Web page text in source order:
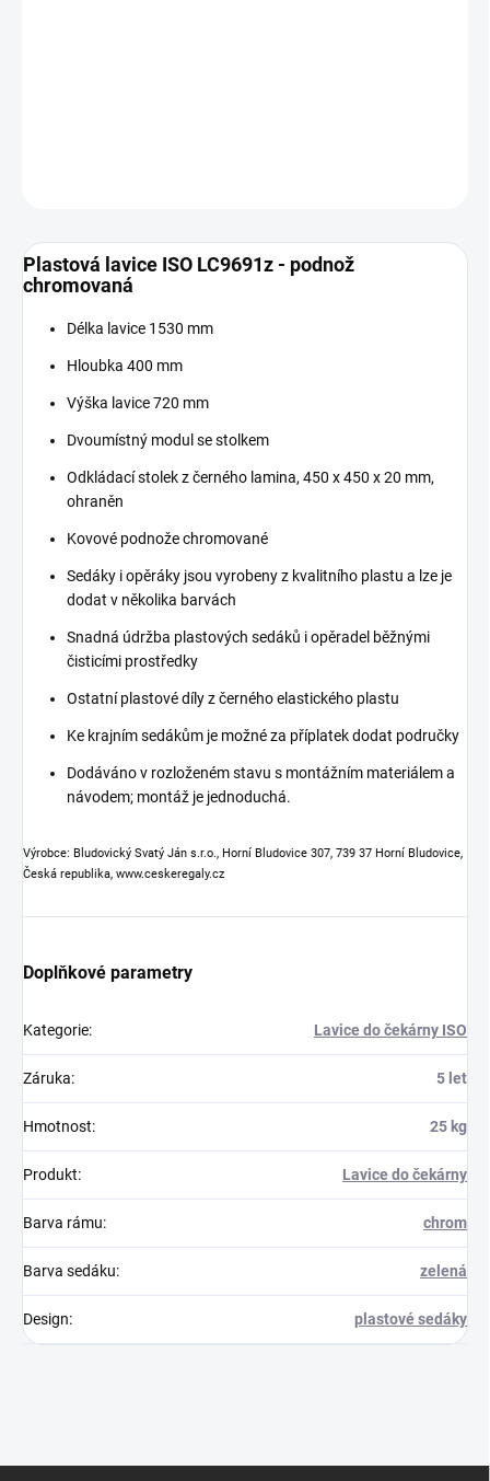
Plastová lavice ISO LC9691z - podnož
chromovaná
Délka lavice 1530 mm
Hloubka 400 mm
Výška lavice 720 mm
Dvoumístný modul se stolkem
Odkládací stolek z černého lamina, 450 x 450 x 20 mm,
ohraněn
Kovové podnože chromované
Sedáky i opěráky jsou vyrobeny z kvalitního plastu a lze je
dodat v několika barvách
Snadná údržba plastových sedáků i opěradel běžnými
čisticími prostředky
Ostatní plastové díly z černého elastického plastu
Ke krajním sedákům je možné za příplatek dodat područky
Dodáváno v rozloženém stavu s montážním materiálem a
návodem; montáž je jednoduchá.
Výrobce: Bludovický Svatý Ján s.r.o., Horní Bludovice 307, 739 37 Horní Bludovice,
Česká republika, www.ceskeregaly.cz
Doplňkové parametry
Kategorie: Lavice do čekárny ISO
Záruka: 5 let
Hmotnost: 25 kg
Produkt: Lavice do čekárny
Barva rámu: chrom
Barva sedáku: zelená
Design: plastové sedáky